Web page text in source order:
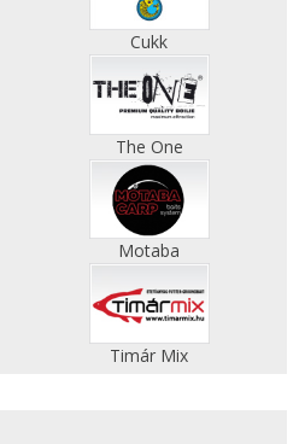
Cukk
The One
Motaba
Timár Mix